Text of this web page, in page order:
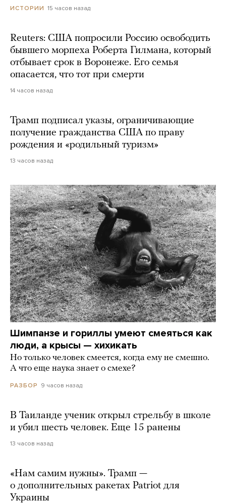
ИСТОРИИ 15 часов назад
Reuters: США попросили Россию освободить
бывшего морпеха Роберта Гилмана, который
отбывает срок в Воронеже. Его семья
опасается, что тот при смерти
14 часов назад
Трамп подписал указы, ограничивающие
получение гражданства США по праву
рождения и «родильный туризм»
13 часов назад
Шимпанзе и гориллы умеют смеяться как
люди, а крысы — хихикать
Но только человек смеется, когда ему не смешно.
А что еще наука знает о смехе?
РАЗБОР 9 часов назад
В Таиланде ученик открыл стрельбу в школе
и убил шесть человек. Еще 15 ранены
13 часов назад
«Нам самим нужны». Трамп —
о дополнительных ракетах Patriot для
Украины